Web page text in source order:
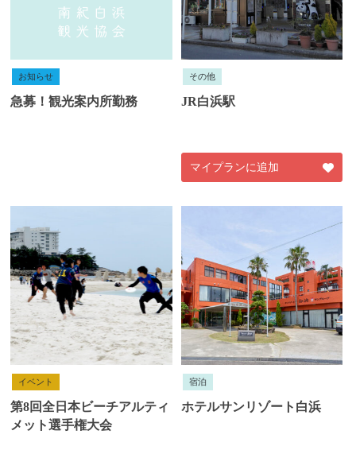
お知らせ
急募！観光案内所勤務
その他
JR白浜駅
マイプランに追加
イベント
第8回全日本ビーチアルティ
メット選手権大会
宿泊
ホテルサンリゾート白浜